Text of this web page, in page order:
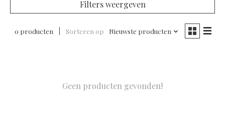
Filters weergeven
0 producten Sorteren op Nieuwste producten
Geen producten gevonden!